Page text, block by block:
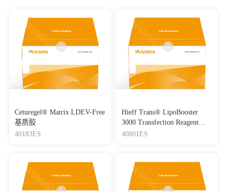
Ceturegel® Matrix LDEV-Free
基质胶
40183ES
Hieff Trans® LipoBooster
3000 Transfection Reagent
Lipo3000转染试剂
40801ES